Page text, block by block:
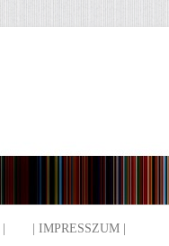
| IMPRESSZUM |